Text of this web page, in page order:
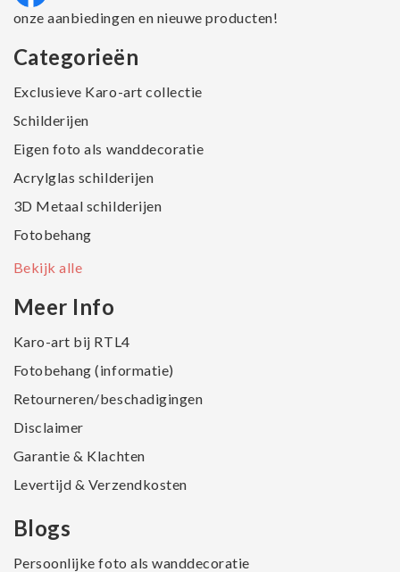
onze aanbiedingen en nieuwe producten!
Categorieën
Exclusieve Karo-art collectie
Schilderijen
Eigen foto als wanddecoratie
Acrylglas schilderijen
3D Metaal schilderijen
Fotobehang
Bekijk alle
Meer Info
Karo-art bij RTL4
Fotobehang (informatie)
Retourneren/beschadigingen
Disclaimer
Garantie & Klachten
Levertijd & Verzendkosten
Blogs
Persoonlijke foto als wanddecoratie